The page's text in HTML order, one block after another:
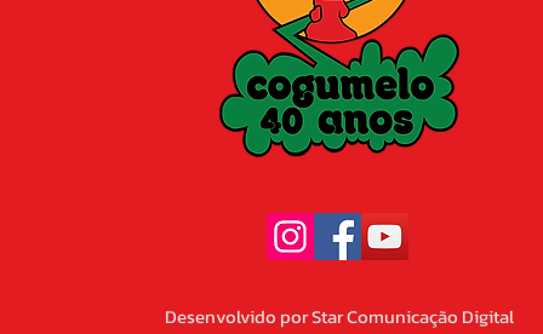
Desenvolvido por Star Comunicação Digital